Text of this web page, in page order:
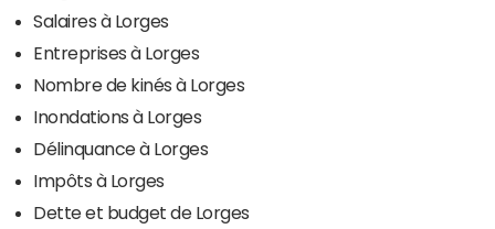
Salaires à Lorges
Entreprises à Lorges
Nombre de kinés à Lorges
Inondations à Lorges
Délinquance à Lorges
Impôts à Lorges
Dette et budget de Lorges